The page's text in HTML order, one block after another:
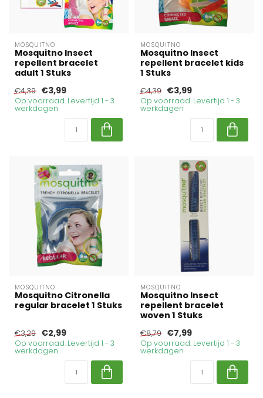
MOSQUITNO
Mosquitno Insect
repellent bracelet
adult 1 Stuks
€4,39 €3,99
Op voorraad. Levertijd 1 - 3
werkdagen
MOSQUITNO
Mosquitno Insect
repellent bracelet kids
1 Stuks
€4,39 €3,99
Op voorraad. Levertijd 1 - 3
werkdagen
MOSQUITNO
Mosquitno Citronella
regular bracelet 1 Stuks
€3,29 €2,99
Op voorraad. Levertijd 1 - 3
werkdagen
MOSQUITNO
Mosquitno Insect
repellent bracelet
woven 1 Stuks
€8,79 €7,99
Op voorraad. Levertijd 1 - 3
werkdagen